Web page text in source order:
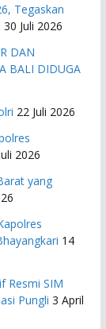
Tegaskan
30 Juli 2026
DAN
BALI DIDUGA
22 Juli 2026
2026
yang
14
Resmi SIM
Pungli 3 April